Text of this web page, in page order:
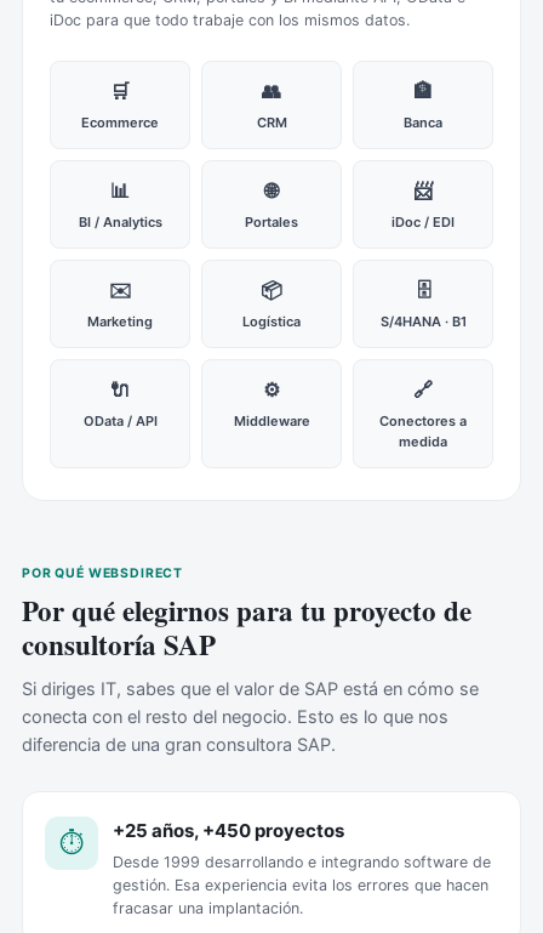
iDoc para que todo trabaje con los mismos datos.
🛒
Ecommerce
👥
CRM
🏦
Banca
📊
BI / Analytics
🌐
Portales
📨
iDoc / EDI
✉️
Marketing
📦
Logística
🗄️
S/4HANA · B1
🔌
OData / API
⚙️
Middleware
🔗
Conectores a
medida
POR QUÉ WEBSDIRECT
Por qué elegirnos para tu proyecto de
consultoría SAP
Si diriges IT, sabes que el valor de SAP está en cómo se
conecta con el resto del negocio. Esto es lo que nos
diferencia de una gran consultora SAP.
⏱️ +25 años, +450 proyectos
Desde 1999 desarrollando e integrando software de
gestión. Esa experiencia evita los errores que hacen
fracasar una implantación.